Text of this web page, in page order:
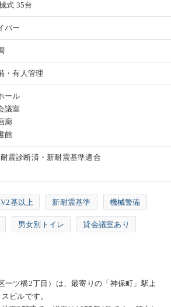
式 35台
バー
・有人管理
ール
議室
廊
館
震診断済・新耐震基準適合
基以上 新耐震基準 機械警備
男女別トイレ 貸会議室あり
一ツ橋2丁目）は、最寄りの「神保町」駅よ
ビルです。